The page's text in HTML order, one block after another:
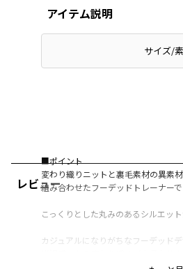
レビュー
アイテム説明
サイズ/
■ポイント
変わり織りニットと裏毛素材の異素
組み合わせたフーデッドトレーナー
こっくりとした丸みのあるシルエッ
カジュアルになりがちなフーデッド